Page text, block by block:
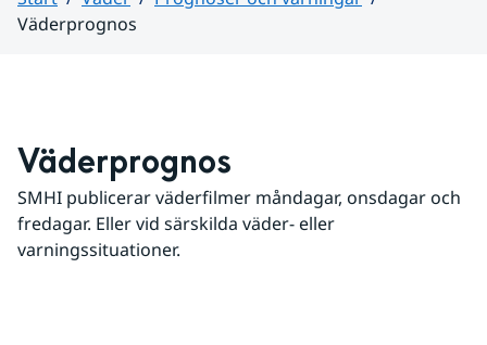
Väderprognos
Väderprognos
SMHI publicerar väderfilmer måndagar, onsdagar och
fredagar. Eller vid särskilda väder- eller
varningssituationer.